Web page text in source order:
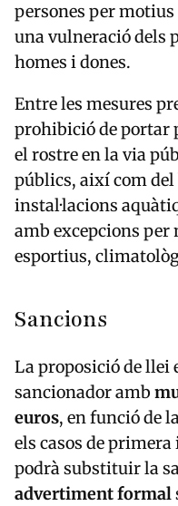
persones per
una vulneració dels
homes i dones.
Entre les mesures
prohibició de portar
el rostre en la via
públics, així com
instal·lacions
amb excepcions per
esportius,
Sancions
La proposició de
sancionador amb
euros, en funció de
els casos de
podrà substituir la
advertiment formal